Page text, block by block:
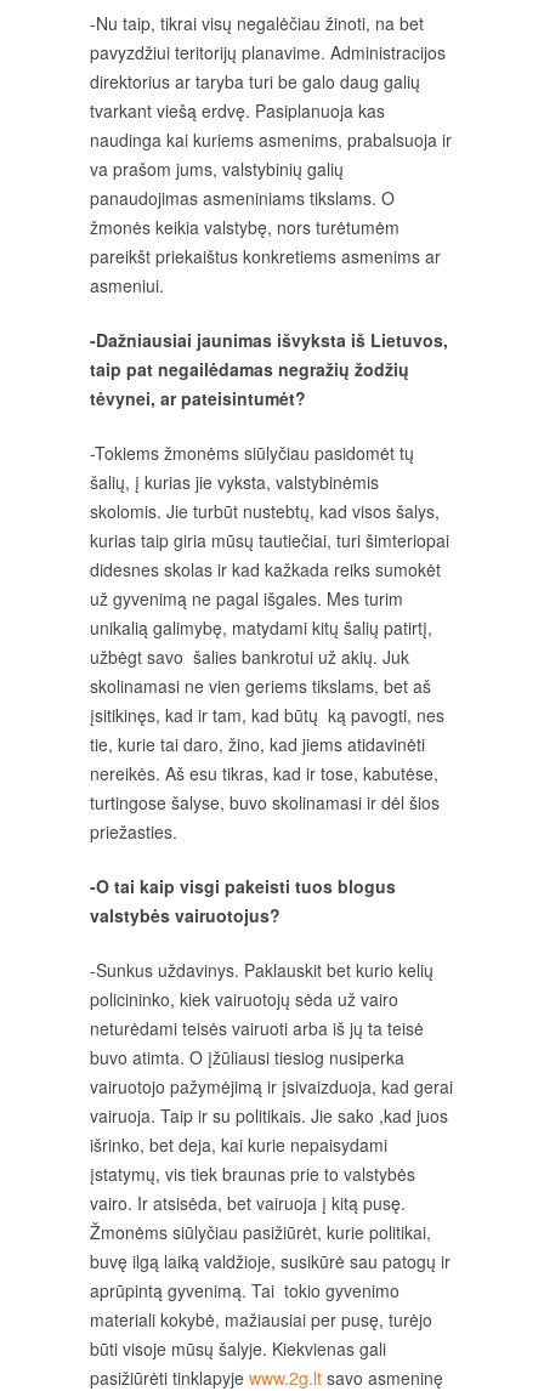
-Nu taip, tikrai visų negalėčiau žinoti, na bet
pavyzdžiui teritorijų planavime. Administracijos
direktorius ar taryba turi be galo daug galių
tvarkant viešą erdvę. Pasiplanuoja kas
naudinga kai kuriems asmenims, prabalsuoja ir
va prašom jums, valstybinių galių
panaudojimas asmeniniams tikslams. O
žmonės keikia valstybę, nors turėtumėm
pareikšt priekaištus konkretiems asmenims ar
asmeniui.
-Dažniausiai jaunimas išvyksta iš Lietuvos,
taip pat negailėdamas negražių žodžių
tėvynei, ar pateisintumėt?
-Tokiems žmonėms siūlyčiau pasidomėt tų
šalių, į kurias jie vyksta, valstybinėmis
skolomis. Jie turbūt nustebtų, kad visos šalys,
kurias taip giria mūsų tautiečiai, turi šimteriopai
didesnes skolas ir kad kažkada reiks sumokėt
už gyvenimą ne pagal išgales. Mes turim
unikalią galimybę, matydami kitų šalių patirtį,
užbėgt savo šalies bankrotui už akių. Juk
skolinamasi ne vien geriems tikslams, bet aš
įsitikinęs, kad ir tam, kad būtų ką pavogti, nes
tie, kurie tai daro, žino, kad jiems atidavinėti
nereikės. Aš esu tikras, kad ir tose, kabutėse,
turtingose šalyse, buvo skolinamasi ir dėl šios
priežasties.
-O tai kaip visgi pakeisti tuos blogus
valstybės vairuotojus?
-Sunkus uždavinys. Paklauskit bet kurio kelių
policininko, kiek vairuotojų sėda už vairo
neturėdami teisės vairuoti arba iš jų ta teisė
buvo atimta. O įžūliausi tiesiog nusiperka
vairuotojo pažymėjimą ir įsivaizduoja, kad gerai
vairuoja. Taip ir su politikais. Jie sako ,kad juos
išrinko, bet deja, kai kurie nepaisydami
įstatymų, vis tiek braunas prie to valstybės
vairo. Ir atsisėda, bet vairuoja į kitą pusę.
Žmonėms siūlyčiau pasižiūrėt, kurie politikai,
buvę ilgą laiką valdžioje, susikūrė sau patogų ir
aprūpintą gyvenimą. Tai tokio gyvenimo
materiali kokybė, mažiausiai per pusę, turėjo
būti visoje mūsų šalyje. Kiekvienas gali
pasižiūrėti tinklapyje www.2g.lt savo asmeninę